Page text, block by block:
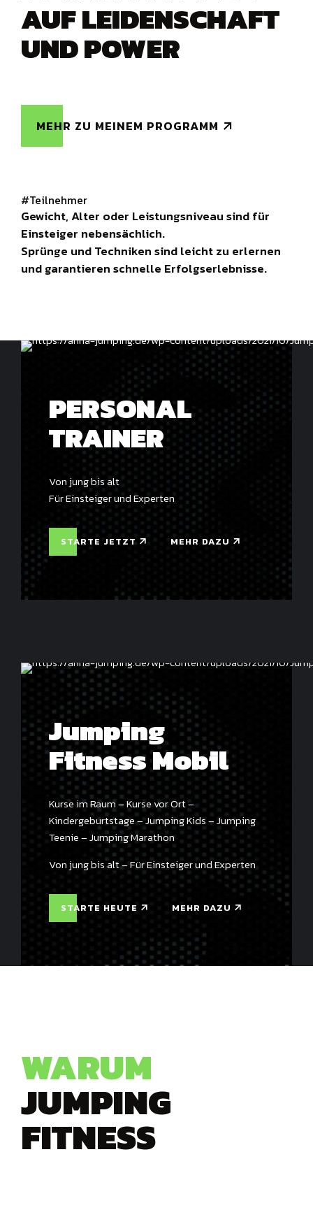
AUF LEIDENSCHAFT
UND POWER
MEHR ZU MEINEM PROGRAMM
#Teilnehmer
Gewicht, Alter oder Leistungsniveau sind für
Einsteiger nebensächlich.
Sprünge und Techniken sind leicht zu erlernen
und garantieren schnelle Erfolgserlebnisse.
PERSONAL
TRAINER
Von jung bis alt
Für Einsteiger und Experten
STARTE JETZT MEHR DAZU
Jumping
Fitness Mobil
Kurse im Raum – Kurse vor Ort –
Kindergeburtstage – Jumping Kids – Jumping
Teenie – Jumping Marathon
Von jung bis alt – Für Einsteiger und Experten
STARTE HEUTE MEHR DAZU
WARUM
JUMPING
FITNESS